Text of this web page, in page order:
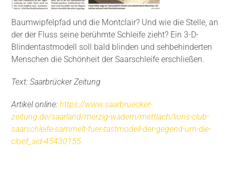
Baumwipfelpfad und die Montclair? Und wie die Stelle, an
der der Fluss seine berühmte Schleife zieht? Ein 3-D-
Blindentastmodell soll bald blinden und sehbehinderten
Menschen die Schönheit der Saarschleife erschließen.
Text: Saarbrücker Zeitung
Artikel online:https://www.saarbruecker-
zeitung.de/saarland/merzig-wadern/mettlach/lions-club-
saarschleife-sammelt-fuer-tastmodell-der-gegend-um-die-
cloef_aid-45430155